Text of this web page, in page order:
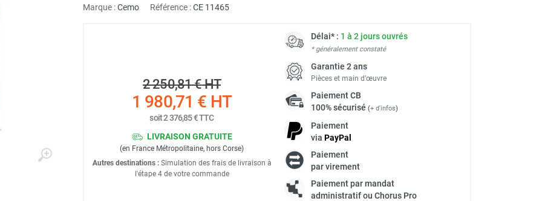
Marque :Cemo Référence :CE 11465
2 250,81 €HT
1 980,71 € HT
soit2 376,85 €TTC
LIVRAISON GRATUITE
(en France Métropolitaine, hors Corse)
Autres destinations :Simulation des frais de livraison à
l'étape 4 de votre commande
Délai* : 1 à 2 jours ouvrés
* généralement constaté
Garantie 2 ans
Pièces et main d’œuvre
PaiementCB
100% sécurisé (+ d'infos)
Paiement
via PayPal
Paiement
par virement
Paiement par mandat
administratif ou Chorus Pro